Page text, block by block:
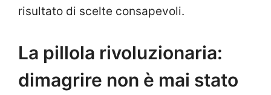
risultato di scelte consapevoli.
La pillola rivoluzionaria:
dimagrire non è mai stato